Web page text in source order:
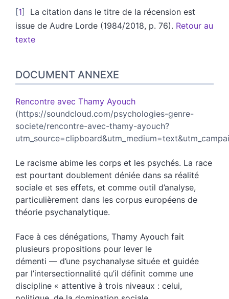
1
La citation dans le titre de la récension est
issue de Audre Lorde (1984/2018, p. 76). Retour au
texte
DOCUMENT ANNEXE
Rencontre avec Thamy Ayouch
(https://soundcloud.com/psychologies-genre-
societe/rencontre-avec-thamy-ayouch?
Le racisme abime les corps et les psychés. La race
est pourtant doublement déniée dans sa réalité
sociale et ses effets, et comme outil d’analyse,
particulièrement dans les corpus européens de
théorie psychanalytique.
Face à ces dénégations, Thamy Ayouch fait
plusieurs propositions pour lever le
démenti — d’une psychanalyse située et guidée
par l’intersectionnalité qu’il définit comme une
discipline « attentive à trois niveaux : celui,